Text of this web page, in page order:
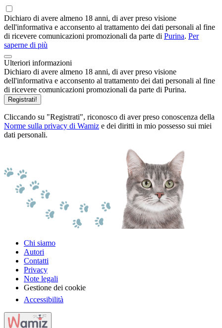
Dichiaro di avere almeno 18 anni, di aver preso visione
dell'informativa e acconsento al trattamento dei dati personali al fine
di ricevere comunicazioni promozionali da parte di Purina. Per
saperne di più
Ulteriori informazioni
Dichiaro di avere almeno 18 anni, di aver preso visione
dell'informativa e acconsento al trattamento dei dati personali al fine
di ricevere comunicazioni promozionali da parte di Purina.
Registrati!
Cliccando su "Registrati", riconosco di aver preso conoscenza della
Norme sulla privacy di Wamiz e dei diritti in mio possesso sui miei
dati personali.
Chi siamo
Autori
Contatti
Privacy
Note legali
Gestione dei cookie
Accessibilità